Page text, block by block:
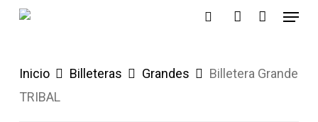
Skip
content
Menu
Inicio Billeteras Grandes
Billetera Grande
TRIBAL